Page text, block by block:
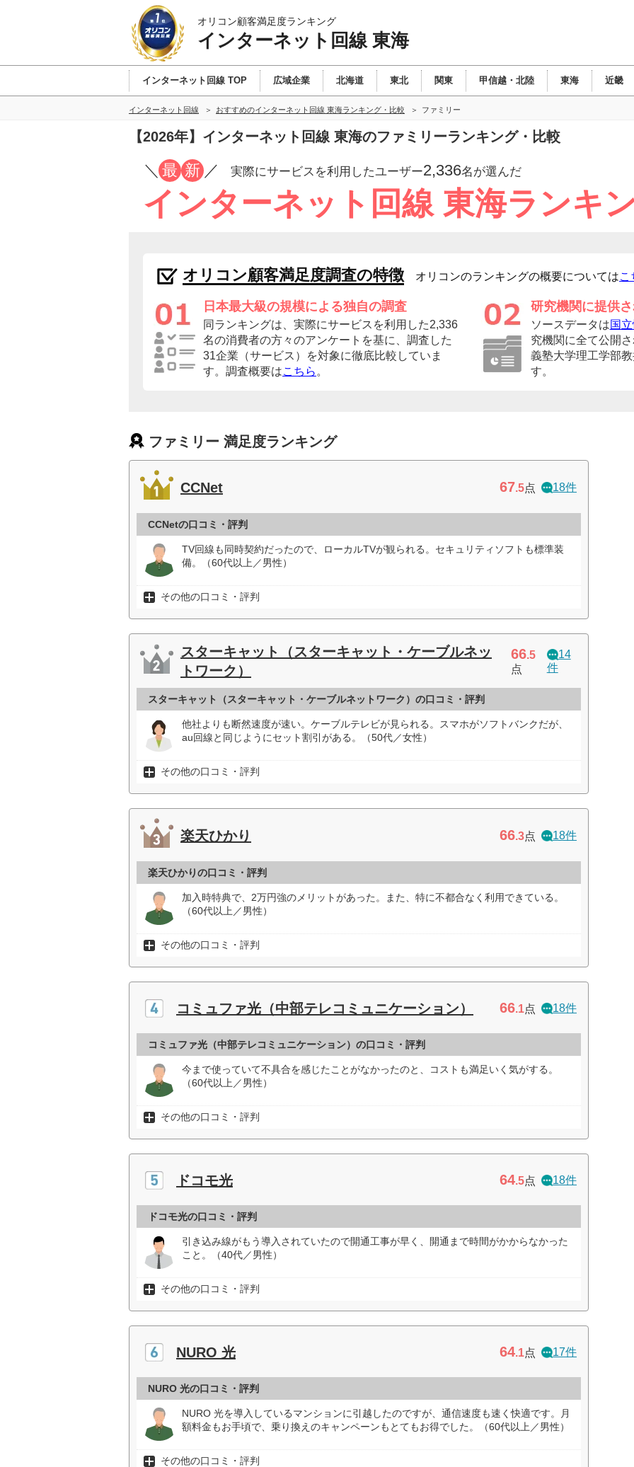
オリコン顧客満足度ランキング
インターネット回線 東海
インターネット回線 TOP 広域企業 北海道 東北 関東 甲信越・北陸 東海 近畿
インターネット回線 おすすめのインターネット回線 東海ランキング・比較 ファミリー
【2026年】インターネット回線 東海のファミリーランキング・比較
／ 最 新 ／ 実際にサービスを利用したユーザー2,336名が選んだ
インターネット回線 東海ランキ
オリコン顧客満足度調査の特徴 オリコンのランキングの概要についてはこ
日本最大級の規模による独自の調査
同ランキングは、実際にサービスを利用した2,336
名の消費者の方々のアンケートを基に、調査した
31企業（サービス）を対象に徹底比較していま
す。調査概要はこちら 。
研究機関に提供
ソースデータは国
究機関に全て公開
義塾大学理工学部教
す。
ファミリー 満足度ランキング
CCNet 67.5点 18件
CCNetの口コミ・評判
TV回線も同時契約だったので、ローカルTVが観られる。セキュリティソフトも標準装
備。（60代以上／男性）
その他の口コミ・評判
スターキャット（スターキャット・ケーブルネッ
トワーク）
66.5
点
14
件
スターキャット（スターキャット・ケーブルネットワーク）の口コミ・評判
他社よりも断然速度が速い。ケーブルテレビが見られる。スマホがソフトバンクだが、
au回線と同じようにセット割引がある。（50代／女性）
その他の口コミ・評判
楽天ひかり 66.3点 18件
楽天ひかりの口コミ・評判
加入時特典で、2万円強のメリットがあった。また、特に不都合なく利用できている。
（60代以上／男性）
その他の口コミ・評判
コミュファ光（中部テレコミュニケーション） 66.1点 18件
コミュファ光（中部テレコミュニケーション）の口コミ・評判
今まで使っていて不具合を感じたことがなかったのと、コストも満足いく気がする。
（60代以上／男性）
その他の口コミ・評判
ドコモ光 64.5点 18件
ドコモ光の口コミ・評判
引き込み線がもう導入されていたので開通工事が早く、開通まで時間がかからなかった
こと。（40代／男性）
その他の口コミ・評判
NURO 光 64.1点 17件
NURO 光の口コミ・評判
NURO 光を導入しているマンションに引越したのですが、通信速度も速く快適です。月
額料金もお手頃で、乗り換えのキャンペーンもとてもお得でした。（60代以上／男性）
その他の口コミ・評判